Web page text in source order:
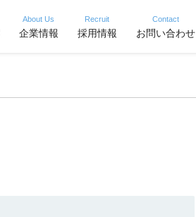
About Us
企業情報
Recruit
採用情報
Contact
お問い合わせ